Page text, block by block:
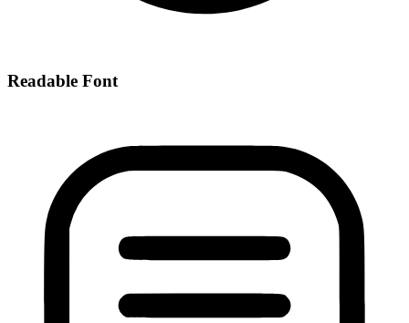
Readable Font